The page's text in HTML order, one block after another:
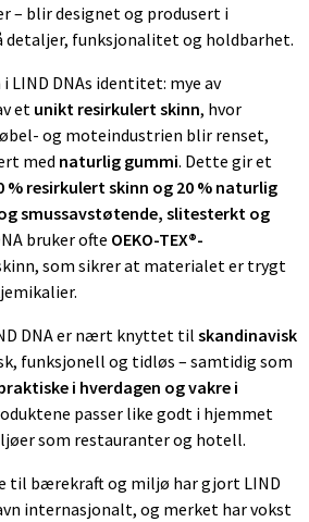
– blir designet og produsert i
detaljer, funksjonalitet og holdbarhet.
LIND DNAs identitet: mye av
et unikt resirkulert skinn, hvor
og moteindustrien blir renset,
med naturlig gummi. Dette gir et
% resirkulert skinn og 20 % naturlig
smussavstøtende, slitesterkt og
bruker ofte OEKO-TEX®-
som sikrer at materialet er trygt
DNA er nært knyttet til skandinavisk
funksjonell og tidløs – samtidig som
i hverdagen og vakre i
passer like godt i hjemmet
som restauranter og hotell.
til bærekraft og miljø har gjort LIND
internasjonalt, og merket har vokst